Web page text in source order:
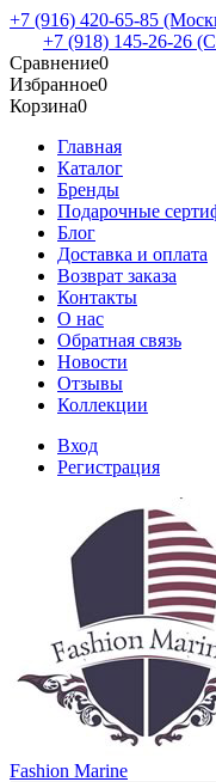
+7 (916) 420-65-85
+7 (918) 145-26-26
Сравнение0
Избранное0
Корзина0
Главная
Каталог
Бренды
Подарочные
Блог
Доставка и оплата
Возврат заказа
Контакты
О нас
Обратная связь
Новости
Отзывы
Коллекции
Вход
Регистрация
Fashion Marine